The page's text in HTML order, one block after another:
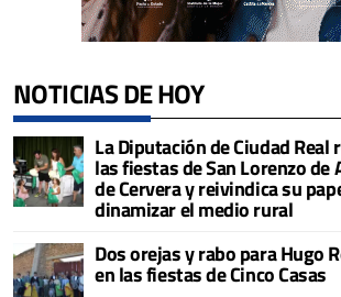
NOTICIAS DE HOY
La Diputación de Ciudad Real
las fiestas de San Lorenzo de
de Cervera y reivindica su
dinamizar el medio rural
Dos orejas y rabo para Hugo
en las fiestas de Cinco Casas